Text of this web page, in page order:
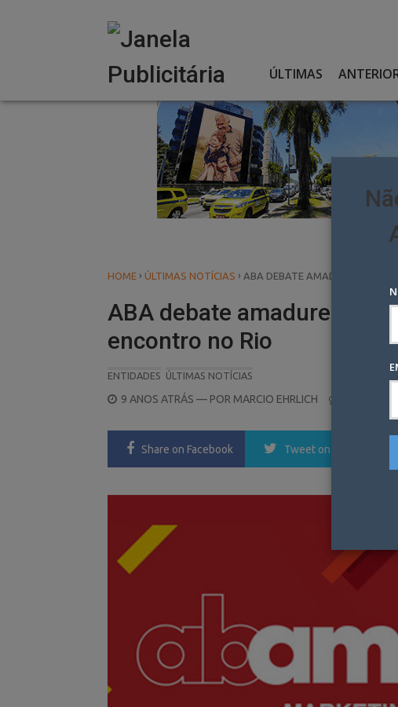
ÚLTIMAS
HOME › ÚLTIMAS NOTÍCIAS › ABA DEBATE
ABA debate
encontro no Rio
ENTIDADES ÚLTIMAS NOTÍCIAS
POSTED
9 ANOS ATRÁS — POR MARCIO EHRLICH
Share on Facebook Tweet on Twitter